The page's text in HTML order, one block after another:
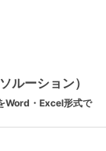
ルーション）
Word・Excel形式で